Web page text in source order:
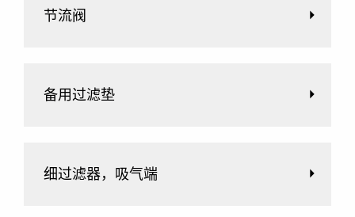
节流阀
备用过滤垫
细过滤器，吸气端